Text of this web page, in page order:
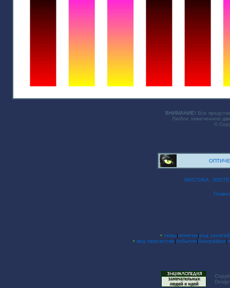
ВНИМАНИЕ! Все
Любое замеченное
©
МИСТИКА,
• темы|понятия|род занятий
• вид творчества|события|биографии|